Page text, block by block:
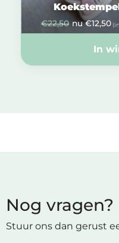
€22,50 nu €12,50
In
Nog vragen?
Stuur ons dan gerust